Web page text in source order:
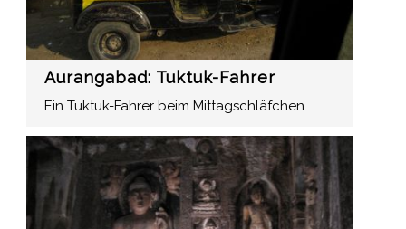
Aurangabad: Tuktuk-Fahrer
Ein Tuktuk-Fahrer beim Mittagschläfchen.